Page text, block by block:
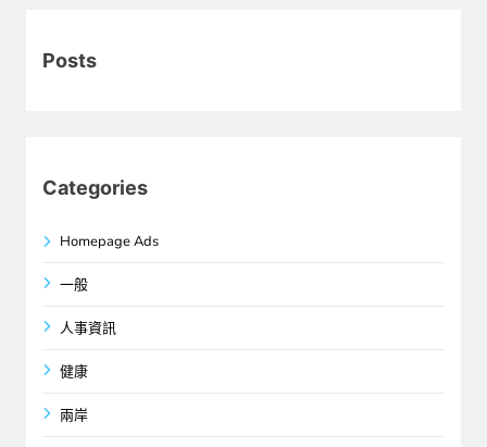
Posts
Categories
Homepage Ads
一般
人事資訊
健康
兩岸